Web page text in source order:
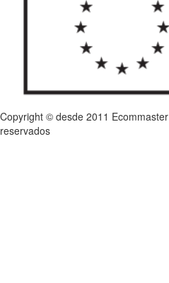
Copyright © desde 2011
reservados